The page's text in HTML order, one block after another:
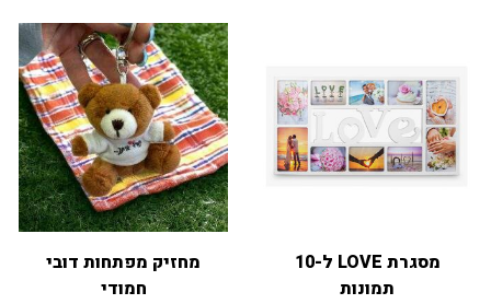
מסגרת LOVE ל-10
תמונות
מחזיק מפתחות דובי
חמודי